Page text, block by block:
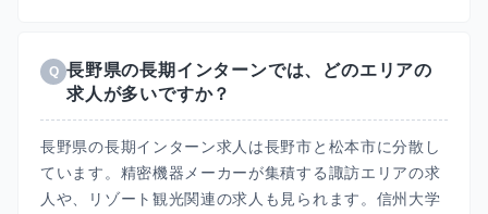
Q 長野県の長期インターンでは、どのエリアの
求人が多いですか？
長野県の長期インターン求人は長野市と松本市に分散し
ています。精密機器メーカーが集積する諏訪エリアの求
人や、リゾート観光関連の求人も見られます。信州大学